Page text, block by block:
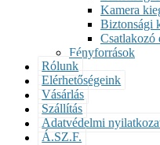
Kamera
Biztonsági
Csatlakozó
Fényforrások
Rólunk
Elérhetőségeink
Vásárlás
Szállítás
Adatvédelmi
Á.SZ.F.